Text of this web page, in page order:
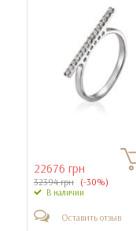
22676 грн
32394 грн (-30%)
В наличии
Оставить отзыв